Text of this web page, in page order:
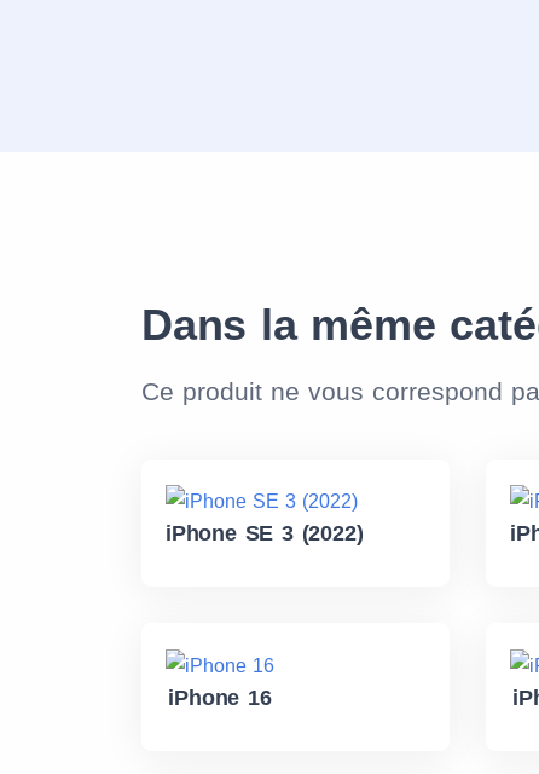
Dans la même
Ce produit ne vous correspond
iPhone SE 3 (2022)
iPhone 16